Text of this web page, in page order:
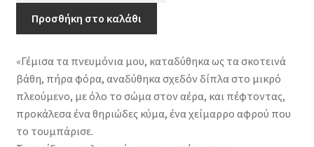
λευκής
φάλαινας
Προσθήκη στο καλάθι
«Γέμισα τα πνευμόνια μου, καταδύθηκα ως τα σκοτεινά
βάθη, πήρα φόρα, αναδύθηκα σχεδόν δίπλα στο μικρό
πλεούμενο, με όλο το σώμα στον αέρα, και πέφτοντας,
προκάλεσα ένα θηριώδες κύμα, ένα χείμαρρο αφρού που
το τουμπάρισε.